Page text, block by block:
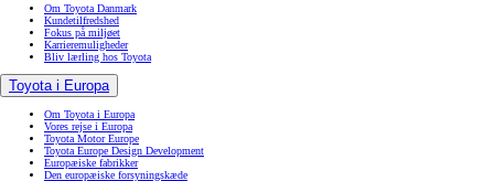
Om Toyota Danmark
Kundetilfredshed
Fokus på miljøet
Karrieremuligheder
Bliv lærling hos Toyota
Toyota i Europa
Om Toyota i Europa
Vores rejse i Europa
Toyota Motor Europe
Toyota Europe Design Development
Europæiske fabrikker
Den europæiske forsyningskæde